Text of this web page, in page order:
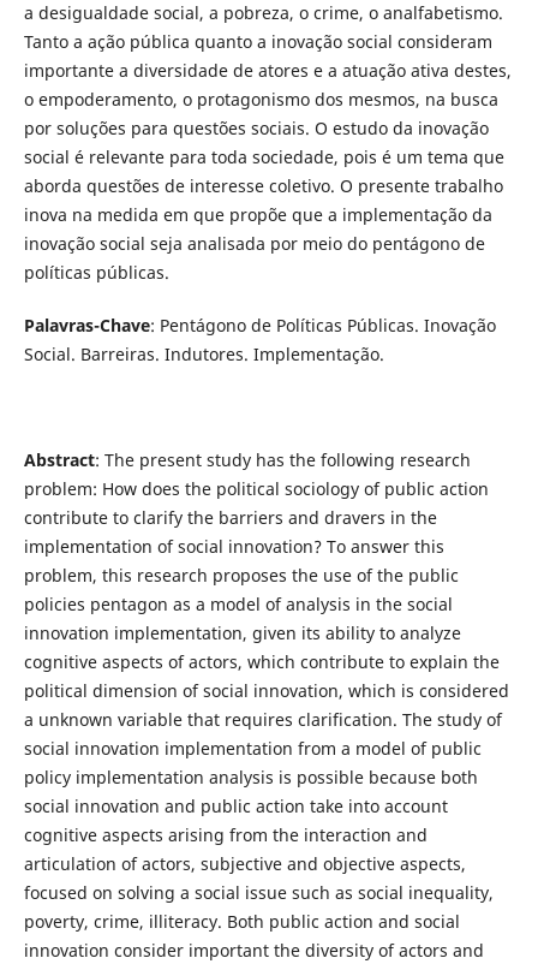
a desigualdade social, a pobreza, o crime, o analfabetismo.
Tanto a ação pública quanto a inovação social consideram
importante a diversidade de atores e a atuação ativa destes,
o empoderamento, o protagonismo dos mesmos, na busca
por soluções para questões sociais. O estudo da inovação
social é relevante para toda sociedade, pois é um tema que
aborda questões de interesse coletivo. O presente trabalho
inova na medida em que propõe que a implementação da
inovação social seja analisada por meio do pentágono de
políticas públicas.
Palavras-Chave: Pentágono de Políticas Públicas. Inovação
Social. Barreiras. Indutores. Implementação.
Abstract: The present study has the following research
problem: How does the political sociology of public action
contribute to clarify the barriers and dravers in the
implementation of social innovation? To answer this
problem, this research proposes the use of the public
policies pentagon as a model of analysis in the social
innovation implementation, given its ability to analyze
cognitive aspects of actors, which contribute to explain the
political dimension of social innovation, which is considered
a unknown variable that requires clarification. The study of
social innovation implementation from a model of public
policy implementation analysis is possible because both
social innovation and public action take into account
cognitive aspects arising from the interaction and
articulation of actors, subjective and objective aspects,
focused on solving a social issue such as social inequality,
poverty, crime, illiteracy. Both public action and social
innovation consider important the diversity of actors and